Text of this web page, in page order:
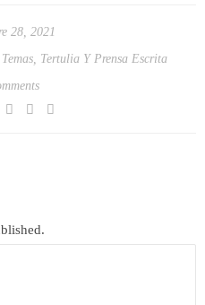
28, 2021
, Tertulia Y Prensa Escrita